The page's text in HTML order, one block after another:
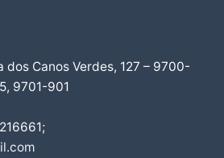
dos Canos Verdes, 127 – 9700-
9701-901